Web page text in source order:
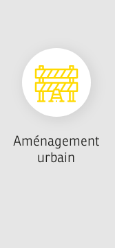
Aménagement
urbain